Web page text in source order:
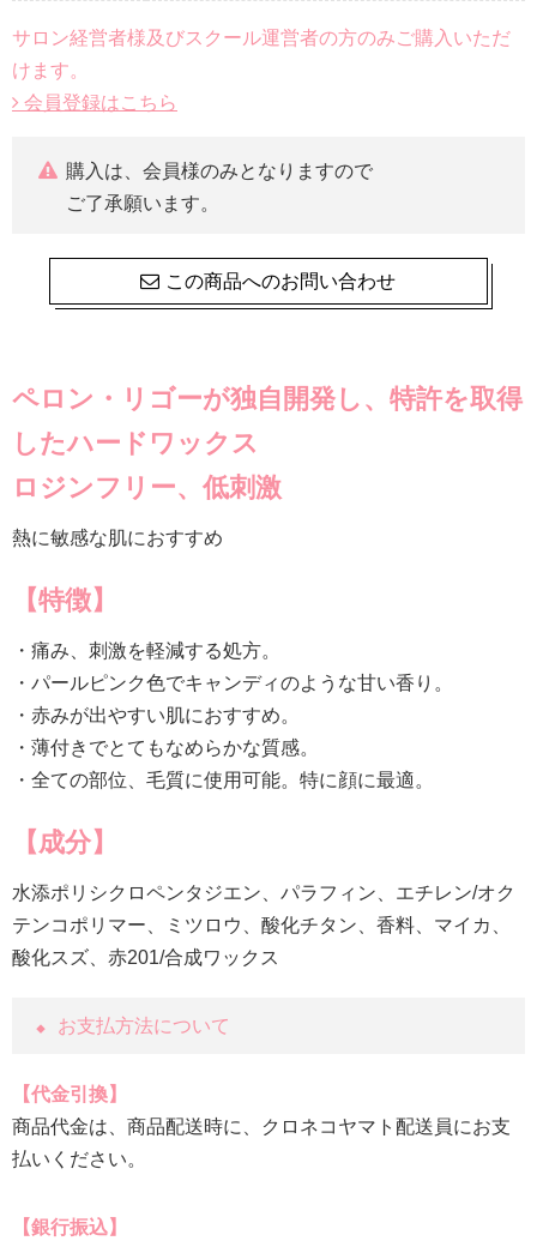
サロン経営者様及びスクール運営者の方のみご購入いただ
けます。
会員登録はこちら
購入は、会員様のみとなりますので
ご了承願います。
この商品へのお問い合わせ
ペロン・リゴーが独自開発し、特許を取得
したハードワックス
ロジンフリー、低刺激
熱に敏感な肌におすすめ
【特徴】
・痛み、刺激を軽減する処方。
・パールピンク色でキャンディのような甘い香り。
・赤みが出やすい肌におすすめ。
・薄付きでとてもなめらかな質感。
・全ての部位、毛質に使用可能。特に顔に最適。
【成分】
水添ポリシクロペンタジエン、パラフィン、エチレン/オク
テンコポリマー、ミツロウ、酸化チタン、香料、マイカ、
酸化スズ、赤201/合成ワックス
お支払方法について
代金引換
商品代金は、商品配送時に、クロネコヤマト配送員にお支
払いください。
銀行振込